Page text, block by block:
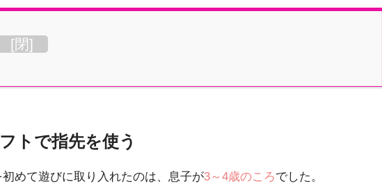
[閉]
トで指先を使う
めて遊びに取り入れたのは、息子が3～4歳のころでした。